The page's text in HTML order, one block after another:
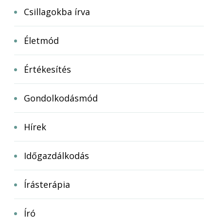
Csillagokba írva
Életmód
Értékesítés
Gondolkodásmód
Hírek
Időgazdálkodás
Írásterápia
Író